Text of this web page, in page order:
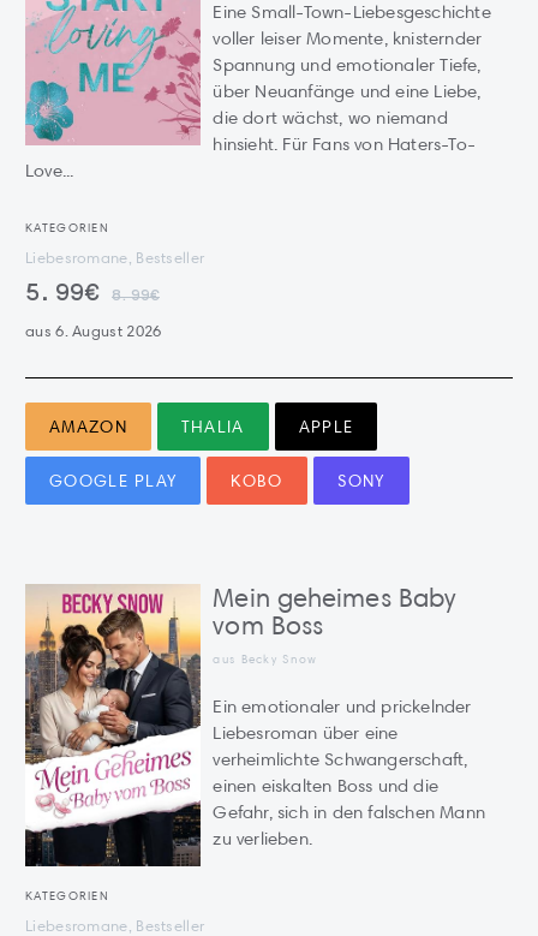
Eine Small-Town-Liebesgeschichte
voller leiser Momente, knisternder
Spannung und emotionaler Tiefe,
über Neuanfänge und eine Liebe,
die dort wächst, wo niemand
hinsieht. Für Fans von Haters-To-
Love...
KATEGORIEN
Liebesromane, Bestseller
5.99€ 8.99€
aus 6. August 2026
AMAZON THALIA APPLE
GOOGLE PLAY KOBO SONY
Mein geheimes Baby
vom Boss
aus Becky Snow
Ein emotionaler und prickelnder
Liebesroman über eine
verheimlichte Schwangerschaft,
einen eiskalten Boss und die
Gefahr, sich in den falschen Mann
zu verlieben.
KATEGORIEN
Liebesromane, Bestseller